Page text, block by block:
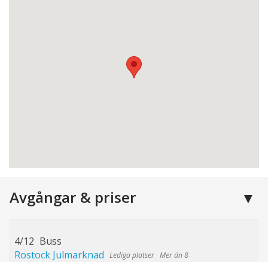
Avgångar & priser
4/12 Buss
Rostock Julmarknad
Mer än 8